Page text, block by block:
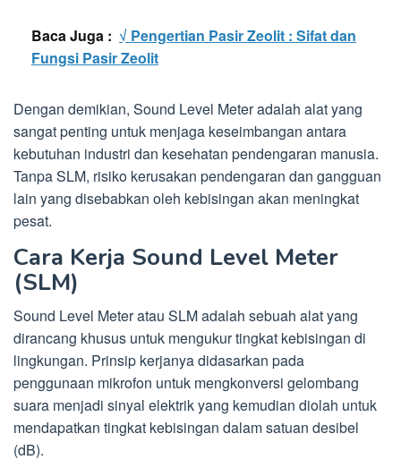
Baca Juga : √ Pengertian Pasir Zeolit : Sifat dan
Fungsi Pasir Zeolit
Dengan demikian, Sound Level Meter adalah alat yang
sangat penting untuk menjaga keseimbangan antara
kebutuhan industri dan kesehatan pendengaran manusia.
Tanpa SLM, risiko kerusakan pendengaran dan gangguan
lain yang disebabkan oleh kebisingan akan meningkat
pesat.
Cara Kerja Sound Level Meter
(SLM)
Sound Level Meter atau SLM adalah sebuah alat yang
dirancang khusus untuk mengukur tingkat kebisingan di
lingkungan. Prinsip kerjanya didasarkan pada
penggunaan mikrofon untuk mengkonversi gelombang
suara menjadi sinyal elektrik yang kemudian diolah untuk
mendapatkan tingkat kebisingan dalam satuan desibel
(dB).